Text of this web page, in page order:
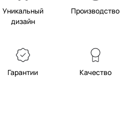
Уникальный
дизайн
Производство
Гарантии Качество